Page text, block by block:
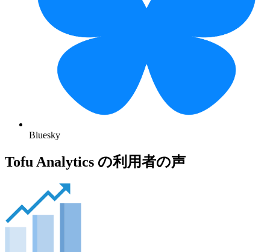
Bluesky
Tofu Analytics の利用者の声